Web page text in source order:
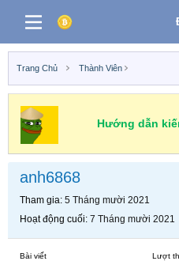
Trang Chủ Thành Viên
Hướng dẫn
anh6868
Tham gia 5 Tháng mười 2021
Hoạt động cuối 7 Tháng mười 2021
Bài viết Lượt